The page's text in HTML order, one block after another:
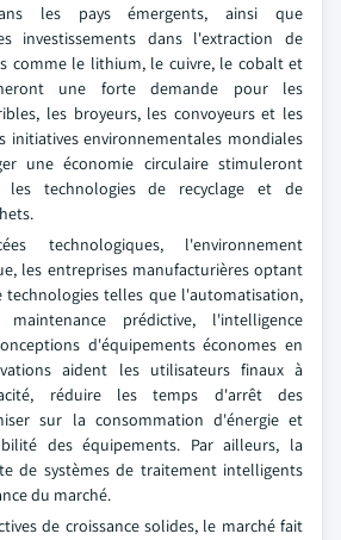
les pays émergents, ainsi que
investissements dans l'extraction de
comme le lithium, le cuivre, le cobalt et
une forte demande pour les
les broyeurs, les convoyeurs et les
initiatives environnementales mondiales
une économie circulaire stimuleront
les technologies de recyclage et de
technologiques, l'environnement
les entreprises manufacturières optant
telles que l'automatisation,
prédictive, l'intelligence
d'équipements économes en
aident les utilisateurs finaux à
réduire les temps d'arrêt des
sur la consommation d'énergie et
des équipements. Par ailleurs, la
de systèmes de traitement intelligents
du marché.
de croissance solides, le marché fait